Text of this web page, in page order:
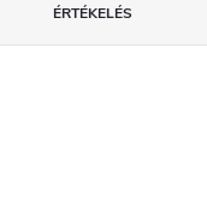
ÉRTÉKELÉS